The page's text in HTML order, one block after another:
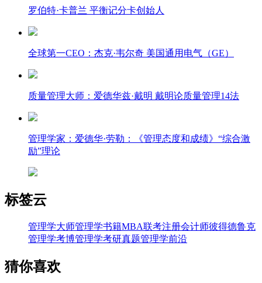
罗伯特·卡普兰 平衡记分卡创始人
全球第一CEO：杰克·韦尔奇 美国通用电气（GE）
质量管理大师：爱德华兹·戴明 戴明论质量管理14法
管理学家：爱德华·劳勒：《管理态度和成绩》“综合激
励”理论
标签云
管理学大师管理学书籍MBA联考注册会计师彼得德鲁克
管理学考博管理学考研真题管理学前沿
猜你喜欢